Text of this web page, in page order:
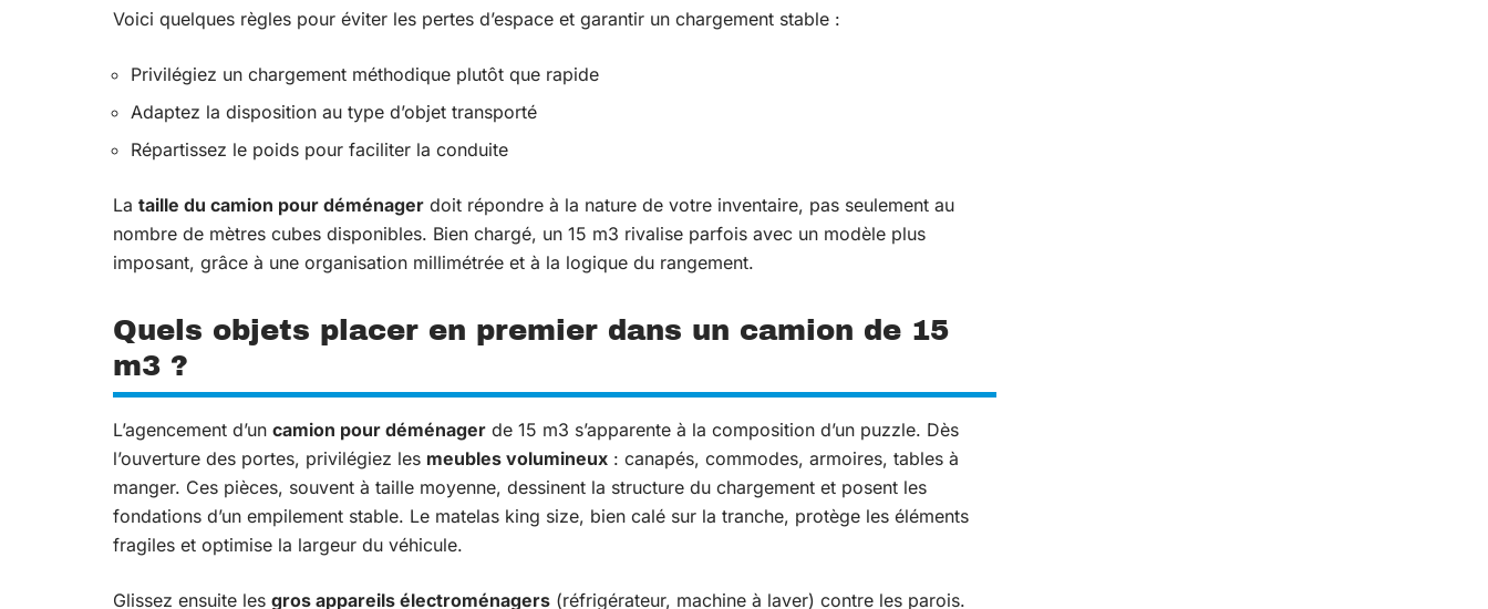
Voici quelques règles pour éviter les pertes d’espace et garantir un chargement stable :
Privilégiez un chargement méthodique plutôt que rapide
Adaptez la disposition au type d’objet transporté
Répartissez le poids pour faciliter la conduite
La taille du camion pour déménager doit répondre à la nature de votre inventaire, pas seulement au
nombre de mètres cubes disponibles. Bien chargé, un 15 m3 rivalise parfois avec un modèle plus
imposant, grâce à une organisation millimétrée et à la logique du rangement.
Quels objets placer en premier dans un camion de 15
m3 ?
L’agencement d’un camion pour déménager de 15 m3 s’apparente à la composition d’un puzzle. Dès
l’ouverture des portes, privilégiez les meubles volumineux : canapés, commodes, armoires, tables à
manger. Ces pièces, souvent à taille moyenne, dessinent la structure du chargement et posent les
fondations d’un empilement stable. Le matelas king size, bien calé sur la tranche, protège les éléments
fragiles et optimise la largeur du véhicule.
Glissez ensuite les gros appareils électroménagers (réfrigérateur, machine à laver) contre les parois.